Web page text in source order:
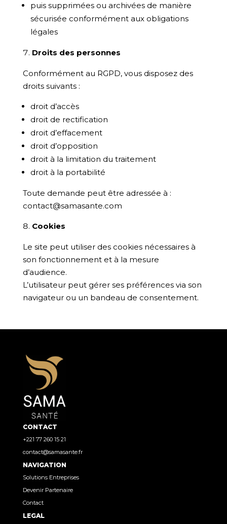
puis supprimées ou archivées de manière
sécurisée conformément aux obligations
légales
Droits des personnes
Conformément au RGPD, vous disposez des
droits suivants :
droit d’accès
droit de rectification
droit d’effacement
droit d’opposition
droit à la limitation du traitement
droit à la portabilité
Toute demande peut être adressée à :
contact@samasante.com
Cookies
Le site peut utiliser des cookies nécessaires à
son fonctionnement et à la mesure
d’audience.
L’utilisateur peut gérer ses préférences via son
navigateur ou un bandeau de consentement.
CONTACT
+221 77 260 15 21
contact@samasante.fr
NAVIGATION
Solutions Entreprises
Devenir Partenaire
Contact
LEGAL